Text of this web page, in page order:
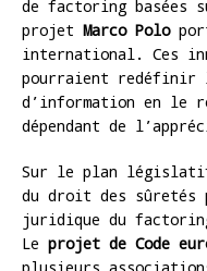
de factoring basées
projet Marco Polo
international. Ces
pourraient redéfinir
d’information en le
dépendant de
Sur le plan législatif,
du droit des
juridique du
Le projet de Code
plusieurs